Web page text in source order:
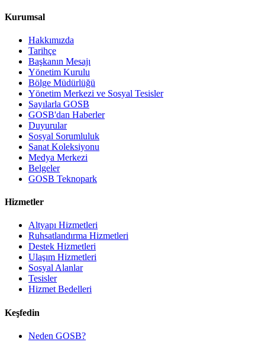
Kurumsal
Hakkımızda
Tarihçe
Başkanın Mesajı
Yönetim Kurulu
Bölge Müdürlüğü
Yönetim Merkezi ve Sosyal Tesisler
Sayılarla GOSB
GOSB'dan Haberler
Duyurular
Sosyal Sorumluluk
Sanat Koleksiyonu
Medya Merkezi
Belgeler
GOSB Teknopark
Hizmetler
Altyapı Hizmetleri
Ruhsatlandırma Hizmetleri
Destek Hizmetleri
Ulaşım Hizmetleri
Sosyal Alanlar
Tesisler
Hizmet Bedelleri
Keşfedin
Neden GOSB?